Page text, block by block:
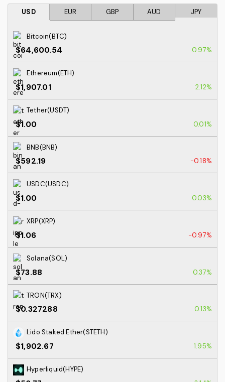
USD EUR GBP AUD JPY
Bitcoin(BTC)
$64,600.54 0.97%
Ethereum(ETH)
$1,907.01 2.12%
Tether(USDT)
$1.00 0.01%
BNB(BNB)
$592.19 -0.18%
USDC(USDC)
$1.00 0.03%
XRP(XRP)
$1.06 -0.97%
Solana(SOL)
$73.88 0.37%
TRON(TRX)
$0.327288 0.13%
Lido Staked Ether(STETH)
$1,902.67 1.95%
Hyperliquid(HYPE)